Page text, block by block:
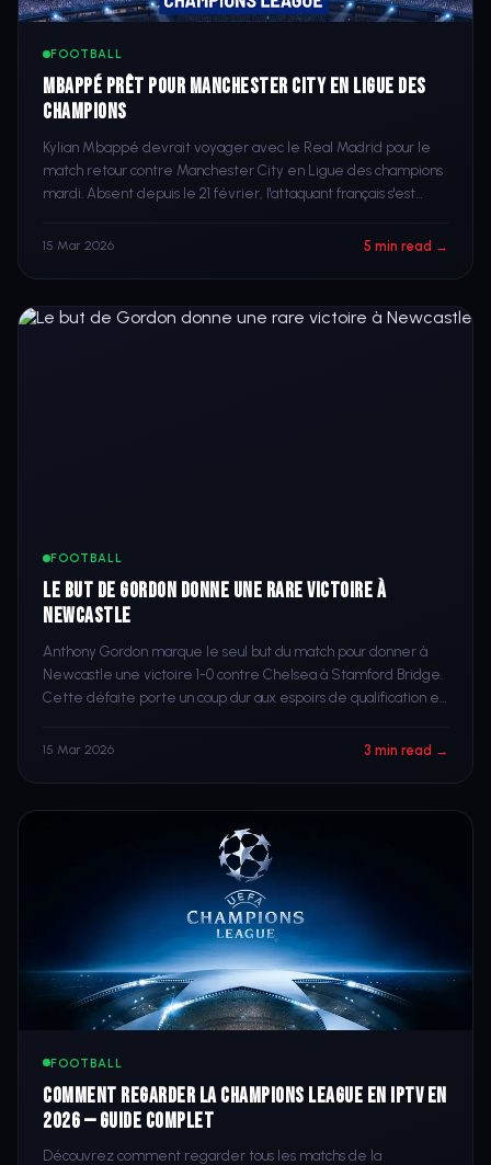
FOOTBALL
Mbappé prêt pour Manchester City en Ligue des
champions
Kylian Mbappé devrait voyager avec le Real Madrid pour le
match retour contre Manchester City en Ligue des champions
mardi. Absent depuis le 21 février, l'attaquant français s'est
15 Mar 2026 5 min read →
FOOTBALL
Le but de Gordon donne une rare victoire à
Newcastle
Anthony Gordon marque le seul but du match pour donner à
Newcastle une victoire 1-0 contre Chelsea à Stamford Bridge.
Cette défaite porte un coup dur aux espoirs de qualification en
15 Mar 2026 3 min read →
FOOTBALL
Comment Regarder la Champions League en IPTV en
2026 — Guide Complet
Découvrez comment regarder tous les matchs de la